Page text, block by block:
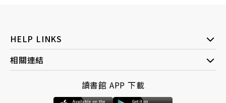
（米勒雖然畫農民，現實生活中他其實是揮金如土富二
1884年，弟弟西奧希望他跟上「印象主義」這個新運動
HELP LINKS
相關連結
讀書館 APP 下載